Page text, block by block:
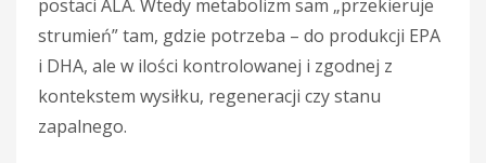
postaci ALA. Wtedy metabolizm sam „przekieruje
strumień” tam, gdzie potrzeba – do produkcji EPA
i DHA, ale w ilości kontrolowanej i zgodnej z
kontekstem wysiłku, regeneracji czy stanu
zapalnego.